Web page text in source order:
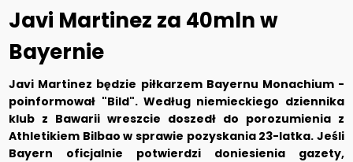
Javi Martinez za 40mln w
Bayernie
Javi Martinez będzie piłkarzem Bayernu Monachium -
poinformował "Bild". Według niemieckiego dziennika
klub z Bawarii wreszcie doszedł do porozumienia z
Athletikiem Bilbao w sprawie pozyskania 23-latka. Jeśli
Bayern oficjalnie potwierdzi doniesienia gazety,